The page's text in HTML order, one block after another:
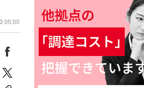
05:00